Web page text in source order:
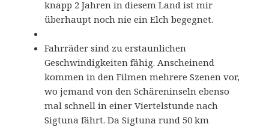
knapp 2 Jahren in diesem Land ist mir
überhaupt noch nie ein Elch begegnet.
Fahrräder sind zu erstaunlichen
Geschwindigkeiten fähig. Anscheinend
kommen in den Filmen mehrere Szenen vor,
wo jemand von den Schäreninseln ebenso
mal schnell in einer Viertelstunde nach
Sigtuna fährt. Da Sigtuna rund 50 km